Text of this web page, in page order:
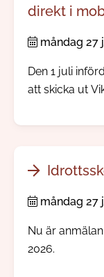
direkt i
måndag 27
Den 1 juli
att skicka ut
allvarligt
måndag 27
Nu är
2026.